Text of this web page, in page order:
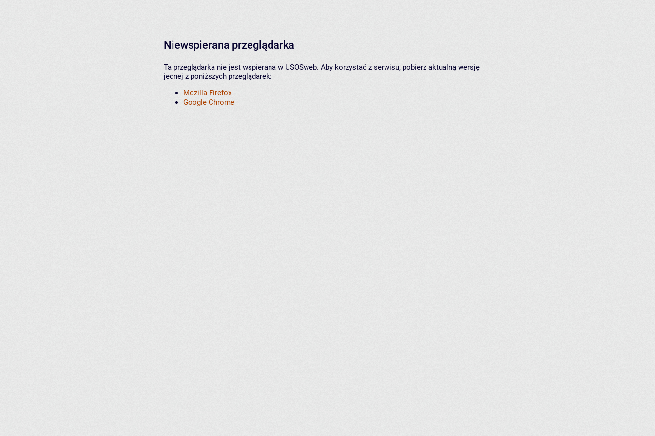
Niewspierana przeglądarka
Ta przeglądarka nie jest wspierana w USOSweb. Aby korzystać z serwisu, pobierz aktualną wersję
jednej z poniższych przeglądarek:
Mozilla Firefox
Google Chrome